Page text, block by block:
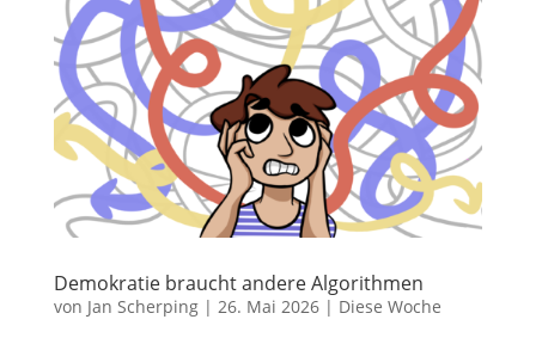
Demokratie braucht andere Algorithmen
von Jan Scherping| 26. Mai 2026| Diese Woche